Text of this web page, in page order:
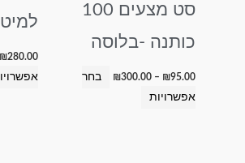
סט מצעים 100
כותנה -בלוסה
₪95.00
–
₪300.00
בחר
אפשרויות
את
בעמוד
המוצר
₪280.00